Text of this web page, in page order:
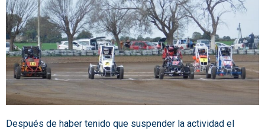
Después de haber tenido que suspender la actividad el